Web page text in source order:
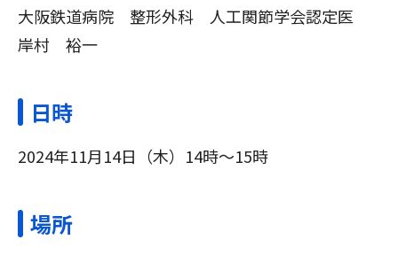
大阪鉄道病院 整形外科 人工関節学会認定医
岸村 裕一
日時
2024年11月14日（木）14時～15時
場所